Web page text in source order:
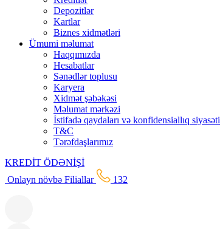
Depozitlər
Kartlar
Biznes xidmətləri
Ümumi məlumat
Haqqımızda
Hesabatlar
Sənədlər toplusu
Karyera
Xidmət şəbəkəsi
Məlumat mərkəzi
İstifadə qaydaları və konfidensiallıq siyasəti
T&C
Tərəfdaşlarımız
KREDİT ÖDƏNİŞİ
Onlayn növbə Filiallar 132